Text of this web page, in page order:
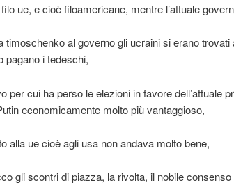
ue, e cioè filoamericane, mentre l’attuale
timoschenko al governo gli ucraini si erano trovati
pagano i tedeschi,
per cui ha perso le elezioni in favore dell’attuale
economicamente molto più vantaggioso,
alla ue cioè agli usa non andava molto bene,
gli scontri di piazza, la rivolta, il nobile